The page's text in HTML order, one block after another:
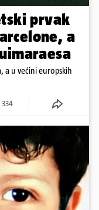
prvak
a
a u većini europskih
334